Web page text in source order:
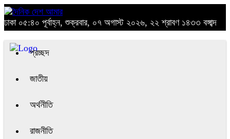
ঢাকা ০৫:৪০ পূর্বাহ্ন, শুক্রবার, ০৭ অগাস্ট ২০২৬, ২২ শ্রাবণ ১৪৩৩ বঙ্গাব্দ
প্রচ্ছদ
জাতীয়
অর্থনীতি
রাজনীতি